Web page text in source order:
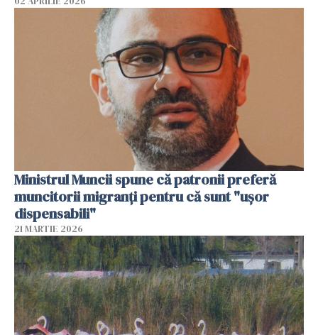
Ministrul Muncii spune că patronii preferă
muncitorii migranți pentru că sunt "uşor
dispensabili"
21 MARTIE 2026